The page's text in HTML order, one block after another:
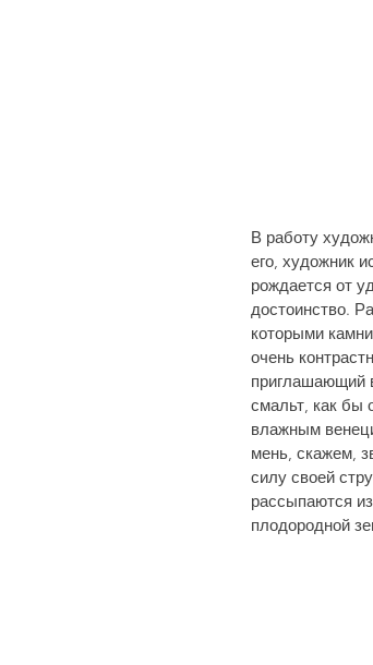
В работу
его, художник
рождается от
достоинство.
которыми
очень
приглашающий
смальт, как бы
влажным
мень, скажем,
силу своей
рассыпаются
плодородной